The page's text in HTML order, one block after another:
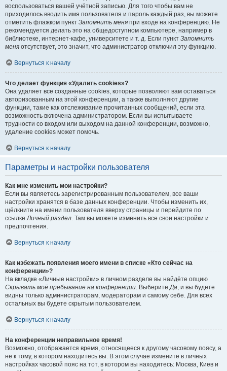
воспользоваться вашей учётной записью. Для того чтобы вам не
приходилось вводить имя пользователя и пароль каждый раз, вы можете
отметить флажком пункт Запомнить меня при входе на конференцию. Не
рекомендуется делать это на общедоступном компьютере, например в
библиотеке, интернет-кафе, университете и т. д. Если пункт Запомнить
меня отсутствует, это значит, что администратор отключил эту функцию.
Вернуться к началу
Что делает функция «Удалить cookies»?
Она удаляет все созданные cookies, которые позволяют вам оставаться
авторизованным на этой конференции, а также выполняют другие
функции, такие как отслеживание прочитанных сообщений, если эта
возможность включена администратором. Если вы испытываете
трудности со входом или выходом на данной конференции, возможно,
удаление cookies может помочь.
Вернуться к началу
Параметры и настройки пользователя
Как мне изменить мои настройки?
Если вы являетесь зарегистрированным пользователем, все ваши
настройки хранятся в базе данных конференции. Чтобы изменить их,
щёлкните на имени пользователя вверху страницы и перейдите по
ссылкеЛичный раздел. Там вы можете изменить все свои настройки и
предпочтения.
Вернуться к началу
Как избежать появления моего имени в списке «Кто сейчас на
конференции»?
На вкладке «Личные настройки» в личном разделе вы найдёте опцию
Скрывать моё пребывание на конференции. ВыберитеДа, и вы будете
видны только администраторам, модераторам и самому себе. Для всех
остальных вы будете скрытым пользователем.
Вернуться к началу
На конференции неправильное время!
Возможно, отображается время, относящееся к другому часовому поясу, а
не к тому, в котором находитесь вы. В этом случае измените в личных
настройках часовой пояс на тот, в котором вы находитесь: Москва, Киев и